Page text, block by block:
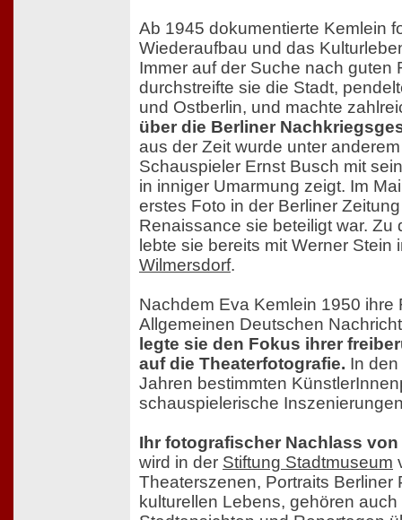
Ab 1945 dokumentierte Kemlein
Wiederaufbau und das
Immer auf der Suche nach guten
durchstreifte sie die Stadt,
und Ostberlin, und machte
über die Berliner
aus der Zeit wurde unter
Schauspieler Ernst Busch mit
in inniger Umarmung zeigt. Im
erstes Foto in der Berliner
Renaissance sie beteiligt war. Zu
lebte sie bereits mit Werner Stein
Wilmersdorf.
Nachdem Eva Kemlein 1950 ihre
Allgemeinen Deutschen
legte sie den Fokus ihrer
auf die Theaterfotografie. In
Jahren bestimmten
schauspielerische
Ihr fotografischer Nachlass von
wird in der Stiftung Stadtmuseum
Theaterszenen, Portraits Berliner
kulturellen Lebens, gehören auch